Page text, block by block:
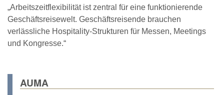
„Arbeitszeitflexibilität ist zentral für eine funktionierende
Geschäftsreisewelt. Geschäftsreisende brauchen
verlässliche Hospitality-Strukturen für Messen, Meetings
und Kongresse.“
AUMA